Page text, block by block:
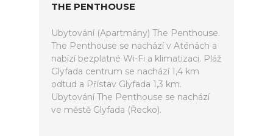
THE PENTHOUSE
Ubytování (Apartmány) The Penthouse.
The Penthouse se nachází v Aténách a
nabízí bezplatné Wi-Fi a klimatizaci. Pláž
Glyfada centrum se nachází 1,4 km
odtud a Přístav Glyfada 1,3 km.
Ubytování The Penthouse se nachází
ve městě Glyfada (Řecko).